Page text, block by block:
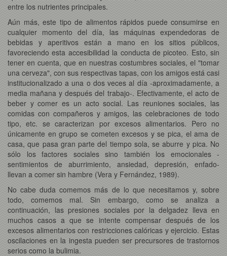
entre los nutrientes principales.
Aún más, este tipo de alimentos rápidos puede consumirse en
cualquier momento del día, las máquinas expendedoras de
bebidas y aperitivos están a mano en los sitios públicos,
favoreciendo esta accesibilidad la conducta de picoteo. Esto, sin
tener en cuenta, que en nuestras costumbres sociales, el "tomar
una cerveza", con sus respectivas tapas, con los amigos está casi
institucionalizado a una o dos veces al día -aproximadamente, a
media mañana y después del trabajo-. Efectivamente, el acto de
beber y comer es un acto social. Las reuniones sociales, las
comidas con compañeros y amigos, las celebraciones de todo
tipo, etc. se caracterizan por excesos alimentarios. Pero no
únicamente en grupo se cometen excesos y se pica, el ama de
casa, que pasa gran parte del tiempo sola, se aburre y pica. No
sólo los factores sociales sino también los emocionales -
sentimientos de aburrimiento, ansiedad, depresión, enfado-
llevan a comer sin hambre (Vera y Fernández, 1989).
No cabe duda comemos más de lo que necesitamos y, sobre
todo, comemos mal. Sin embargo, como se analiza a
continuación, las presiones sociales por la delgadez lleva en
muchos casos a que se intente compensar después de los
excesos alimentarios con restricciones calóricas y ejercicio. Estas
oscilaciones en la ingesta pueden ser precursores de trastornos
serios como la bulimia.